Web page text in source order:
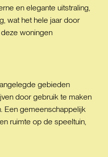
en elegante uitstraling,
wat het hele jaar door
woningen
gebieden
door gebruik te maken
Een gemeenschappelijk
ruimte op de speeltuin,